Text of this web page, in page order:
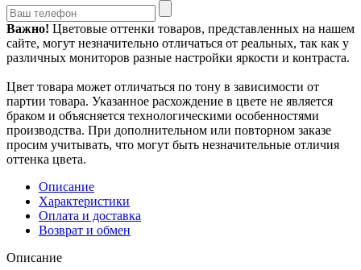
Важно! Цветовые оттенки товаров, представленных на нашем
сайте, могут незначительно отличаться от реальных, так как у
различных мониторов разные настройки яркости и контраста.
Цвет товара может отличаться по тону в зависимости от
партии товара. Указанное расхождение в цвете не является
браком и объясняется технологическими особенностями
производства. При дополнительном или повторном заказе
просим учитывать, что могут быть незначительные отличия
оттенка цвета.
Описание
Характеристики
Оплата и доставка
Возврат и обмен
Описание